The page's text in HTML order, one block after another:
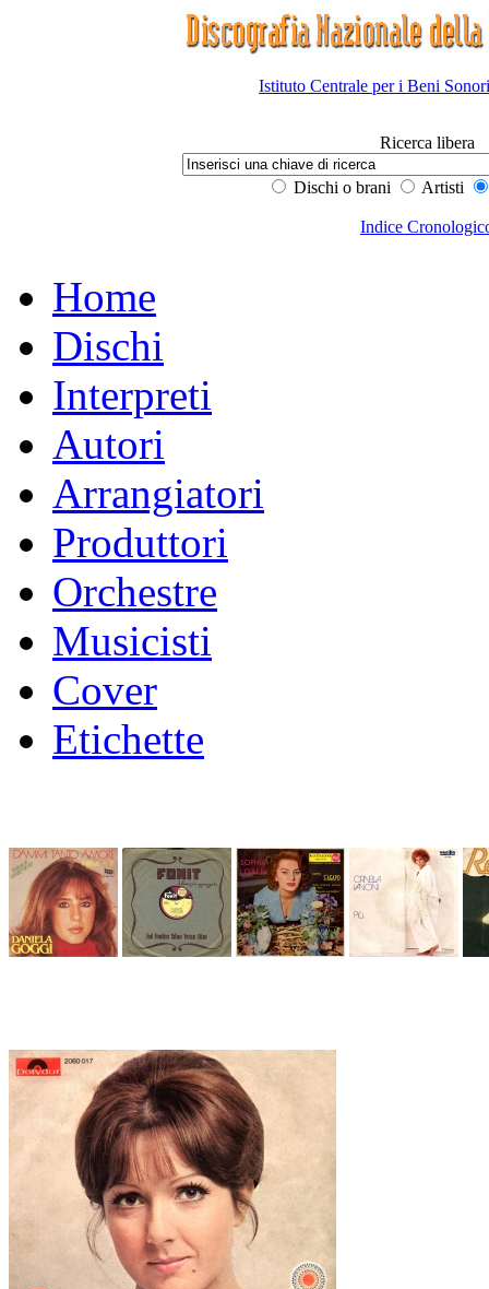
Istituto Centrale per i Beni
Ricerca libera
Dischi o brani Artisti
Indice
Home
Dischi
Interpreti
Autori
Arrangiatori
Produttori
Orchestre
Musicisti
Cover
Etichette